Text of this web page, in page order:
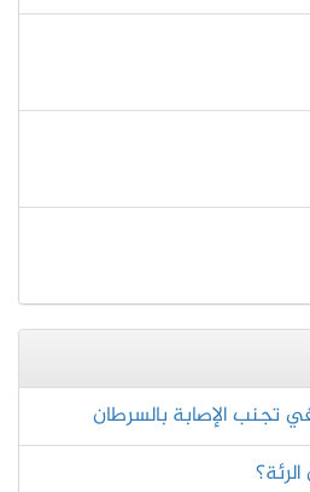
في تجنب الإصابة بالسرطان